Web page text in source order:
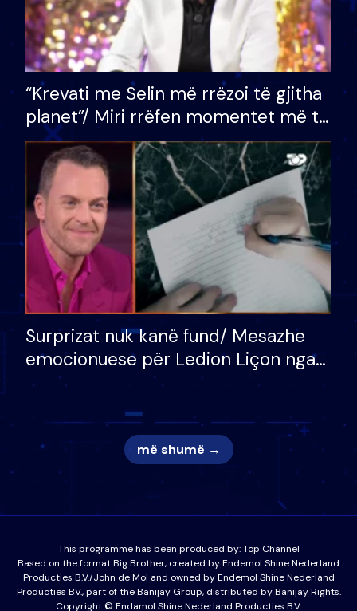
“Krevati me Selin më rrëzoi të gjitha
planet”/ Miri rrëfen momentet më të
bukura në shtëpinë e BB VIP: Do më
mungojë zilja e mëngjesit kur…
Surprizat nuk kanë fund/ Mesazhe
emocionuese për Ledion Liçon nga
nëna dhe fëmijët e tij, moderatori
nuk i mban dot lotët: Nuk meritoj…
më shumë →
This programme has been produced by:Top Channel
Based on the format Big Brother, created by Endemol Shine Nederland
Producties B.V./John de Mol and owned by Endemol Shine Nederland
Producties BV., part of the Banijay Group, distributed by Banijay Rights.
Copyright © Endamol Shine Nederland Producties B.V.